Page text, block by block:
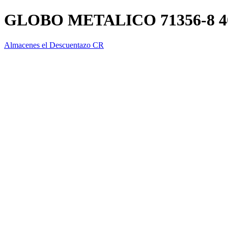
GLOBO METALICO 71356-8
Almacenes el Descuentazo CR